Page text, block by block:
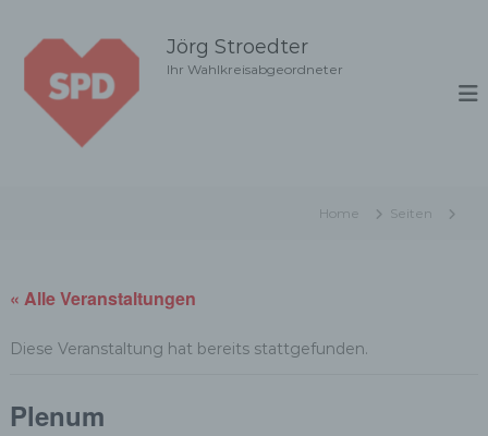
Jörg Stroedter
Ihr Wahlkreisabgeordneter
Home Seiten
« Alle Veranstaltungen
Diese Veranstaltung hat bereits stattgefunden.
Plenum